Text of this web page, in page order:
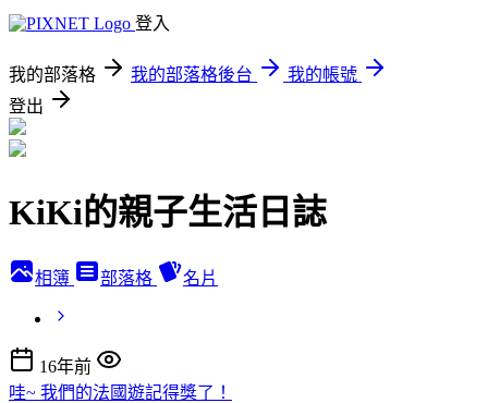
登入
我的部落格 我的部落格後台
我的帳號
登出
KiKi的親子生活日誌
相簿 部落格 名片
16年前
哇~ 我們的法國遊記得獎了！